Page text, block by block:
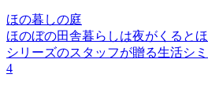
ほの暮しの庭
ほのぼの田舎暮らしは夜がくると
シリーズのスタッフが贈る生活シミ
4